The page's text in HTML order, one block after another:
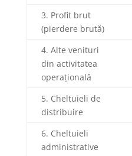
3. Profit brut
(pierdere brută)
4. Alte venituri
din activitatea
operațională
5. Cheltuieli de
distribuire
6. Cheltuieli
administrative